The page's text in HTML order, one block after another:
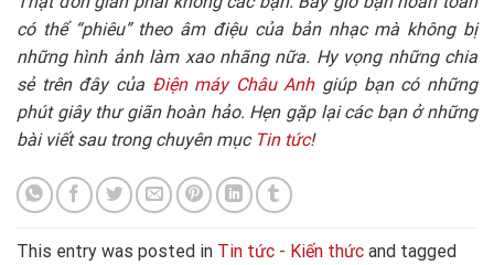
có thể “phiêu” theo âm điệu của bản nhạc mà không bị
những hình ảnh làm xao nhãng nữa. Hy vọng những chia
sẻ trên đây của Điện máy Châu Anhgiúp bạn có những
phút giây thư giãn hoàn hảo. Hẹn gặp lại các bạn ở những
bài viết sau trong chuyên mục Tin tức!
This entry was posted in Tin tức - Kiến thức and tagged